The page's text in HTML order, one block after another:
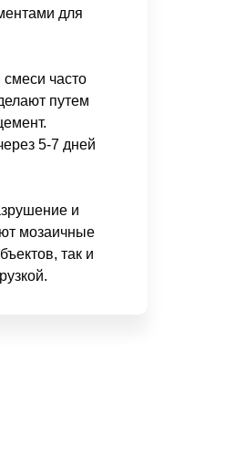
для
часто
путем
5-7 дней
и
мозаичные
так и